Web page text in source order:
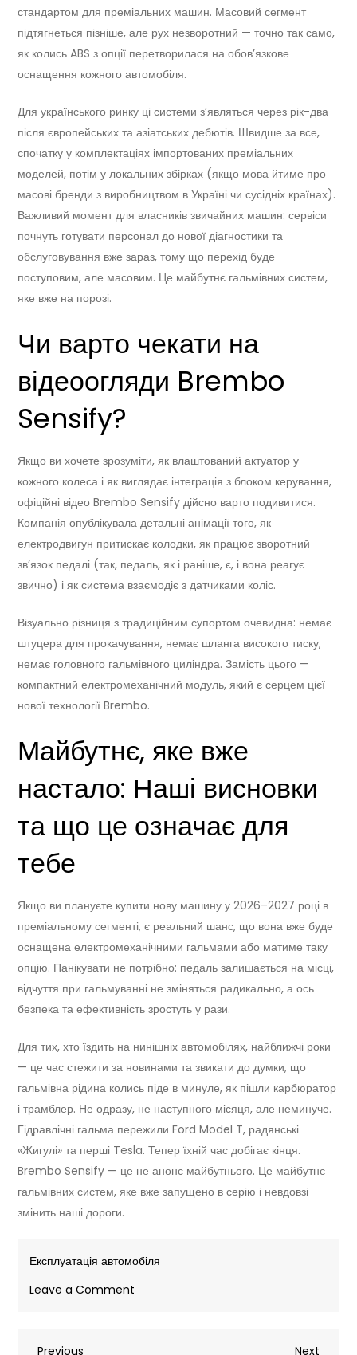
стандартом для преміальних машин. Масовий сегмент
підтягнеться пізніше, але рух незворотний — точно так само,
як колись ABS з опції перетворилася на обов’язкове
оснащення кожного автомобіля.
Для українського ринку ці системи з’являться через рік-два
після європейських та азіатських дебютів. Швидше за все,
спочатку у комплектаціях імпортованих преміальних
моделей, потім у локальних збірках (якщо мова йтиме про
масові бренди з виробництвом в Україні чи сусідніх країнах).
Важливий момент для власників звичайних машин: сервіси
почнуть готувати персонал до нової діагностики та
обслуговування вже зараз, тому що перехід буде
поступовим, але масовим. Це майбутнє гальмівних систем,
яке вже на порозі.
Чи варто чекати на
відеоогляди Brembo
Sensify?
Якщо ви хочете зрозуміти, як влаштований актуатор у
кожного колеса і як виглядає інтеграція з блоком керування,
офіційні відео Brembo Sensify дійсно варто подивитися.
Компанія опублікувала детальні анімації того, як
електродвигун притискає колодки, як працює зворотний
зв’язок педалі (так, педаль, як і раніше, є, і вона реагує
звично) і як система взаємодіє з датчиками коліс.
Візуально різниця з традиційним супортом очевидна: немає
штуцера для прокачування, немає шланга високого тиску,
немає головного гальмівного циліндра. Замість цього —
компактний електромеханічний модуль, який є серцем цієї
нової технології Brembo.
Майбутнє, яке вже
настало: Наші висновки
та що це означає для
тебе
Якщо ви плануєте купити нову машину у 2026–2027 році в
преміальному сегменті, є реальний шанс, що вона вже буде
оснащена електромеханічними гальмами або матиме таку
опцію. Панікувати не потрібно: педаль залишається на місці,
відчуття при гальмуванні не зміняться радикально, а ось
безпека та ефективність зростуть у рази.
Для тих, хто їздить на нинішніх автомобілях, найближчі роки
— це час стежити за новинами та звикати до думки, що
гальмівна рідина колись піде в минуле, як пішли карбюратор
і трамблер. Не одразу, не наступного місяця, але неминуче.
Гідравлічні гальма пережили Ford Model T, радянські
«Жигулі» та перші Tesla. Тепер їхній час добігає кінця.
Brembo Sensify — це не анонс майбутнього. Це майбутнє
гальмівних систем, яке вже запущено в серію і невдовзі
змінить наші дороги.
Експлуатація автомобіля
Leave a Comment
Previous
Previous Next
Next